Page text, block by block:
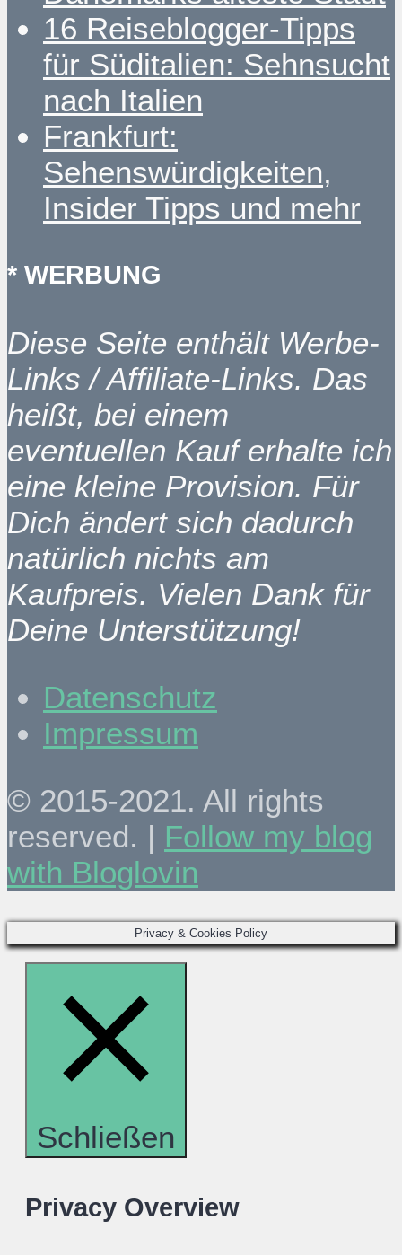
16 Reiseblogger-Tipps
für Süditalien: Sehnsucht
nach Italien
Frankfurt:
Sehenswürdigkeiten,
Insider Tipps und mehr
* WERBUNG
Diese Seite enthält Werbe-
Links / Affiliate-Links. Das
heißt, bei einem
eventuellen Kauf erhalte ich
eine kleine Provision. Für
Dich ändert sich dadurch
natürlich nichts am
Kaufpreis. Vielen Dank für
Deine Unterstützung!
Datenschutz
Impressum
© 2015-2021. All rights
reserved. | Follow my blog
with Bloglovin
Privacy & Cookies Policy
Schließen
Privacy Overview